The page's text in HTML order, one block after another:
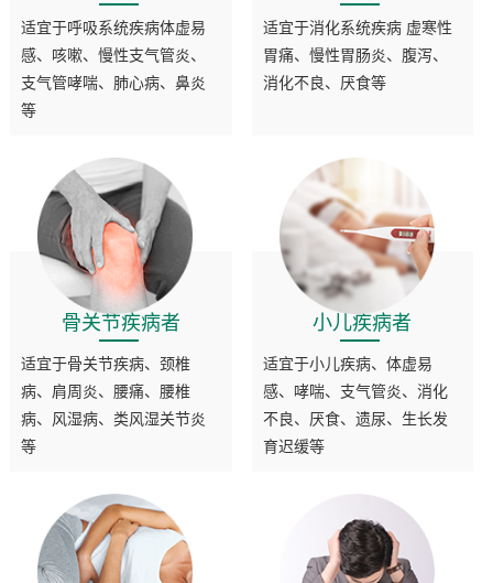
适宜于呼吸系统疾病体虚易
感、咳嗽、慢性支气管炎、
支气管哮喘、肺心病、鼻炎
等
适宜于消化系统疾病 虚寒性
胃痛、慢性胃肠炎、腹泻、
消化不良、厌食等
骨关节疾病者
适宜于骨关节疾病、颈椎
病、肩周炎、腰痛、腰椎
病、风湿病、类风湿关节炎
等
小儿疾病者
适宜于小儿疾病、体虚易
感、哮喘、支气管炎、消化
不良、厌食、遗尿、生长发
育迟缓等